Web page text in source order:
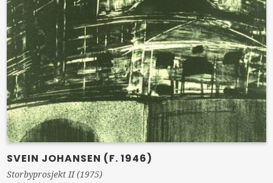
SVEIN JOHANSEN (F. 1946)
Storbyprosjekt II (1975)